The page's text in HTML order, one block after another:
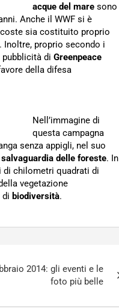
acque del mare sono
Anche il WWF si è
sia costituito proprio
proprio secondo i
di Greenpeace
della difesa
Nell’immagine di
questa campagna
senza appigli, nel suo
salvaguardia delle foreste. In
di chilometri quadrati di
vegetazione
di biodiversità.
2014: gli eventi e le
foto più belle